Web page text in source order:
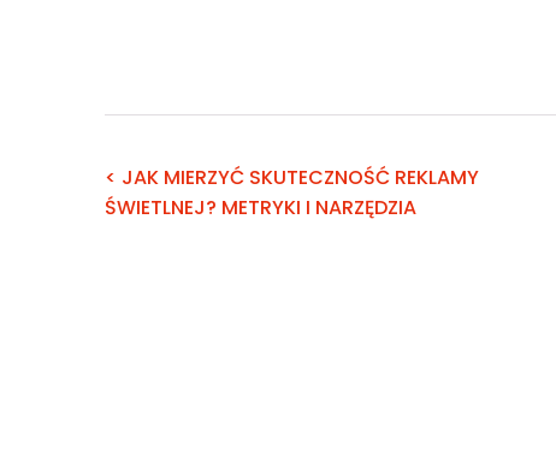
< JAK MIERZYĆ SKUTECZNOŚĆ REKLAMY
ŚWIETLNEJ? METRYKI I NARZĘDZIA